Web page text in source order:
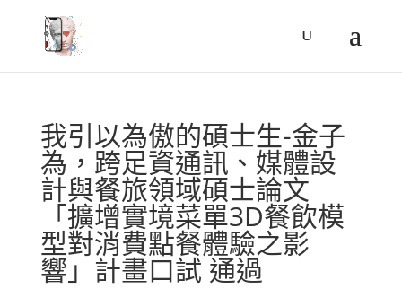
我引以為傲的碩士生-金子
為，跨足資通訊、媒體設
計與餐旅領域碩士論文
「擴增實境菜單3D餐飲模
型對消費點餐體驗之影
響」計畫口試 通過